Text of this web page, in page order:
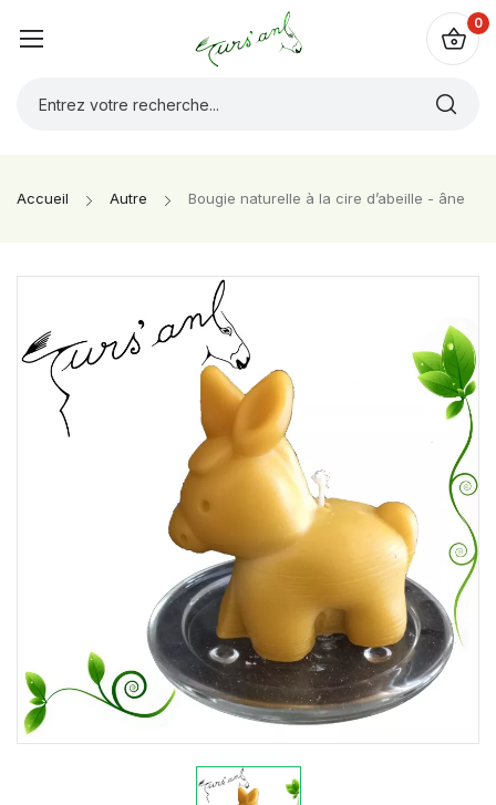
0
Accueil Autre Bougie naturelle à la cire d’abeille - âne